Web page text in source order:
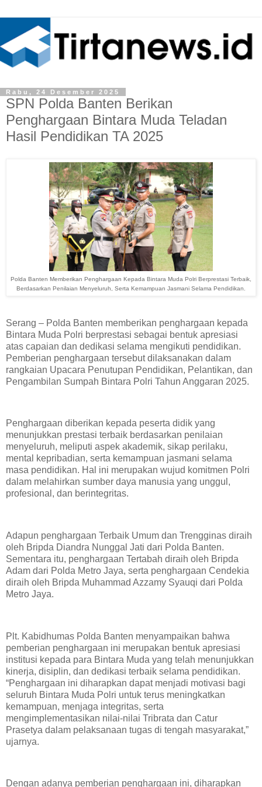
Rabu, 24 Desember 2025
SPN Polda Banten Berikan
Penghargaan Bintara Muda Teladan
Hasil Pendidikan TA 2025
Polda Banten Memberikan Penghargaan Kepada Bintara Muda Polri Berprestasi Terbaik,
Berdasarkan Penilaian Menyeluruh, Serta Kemampuan Jasmani Selama Pendidikan.
Serang – Polda Banten memberikan penghargaan kepada
Bintara Muda Polri berprestasi sebagai bentuk apresiasi
atas capaian dan dedikasi selama mengikuti pendidikan.
Pemberian penghargaan tersebut dilaksanakan dalam
rangkaian Upacara Penutupan Pendidikan, Pelantikan, dan
Pengambilan Sumpah Bintara Polri Tahun Anggaran 2025.
Penghargaan diberikan kepada peserta didik yang
menunjukkan prestasi terbaik berdasarkan penilaian
menyeluruh, meliputi aspek akademik, sikap perilaku,
mental kepribadian, serta kemampuan jasmani selama
masa pendidikan. Hal ini merupakan wujud komitmen Polri
dalam melahirkan sumber daya manusia yang unggul,
profesional, dan berintegritas.
Adapun penghargaan Terbaik Umum dan Trengginas diraih
oleh Bripda Diandra Nunggal Jati dari Polda Banten.
Sementara itu, penghargaan Tertabah diraih oleh Bripda
Adam dari Polda Metro Jaya, serta penghargaan Cendekia
diraih oleh Bripda Muhammad Azzamy Syauqi dari Polda
Metro Jaya.
Plt. Kabidhumas Polda Banten menyampaikan bahwa
pemberian penghargaan ini merupakan bentuk apresiasi
institusi kepada para Bintara Muda yang telah menunjukkan
kinerja, disiplin, dan dedikasi terbaik selama pendidikan.
“Penghargaan ini diharapkan dapat menjadi motivasi bagi
seluruh Bintara Muda Polri untuk terus meningkatkan
kemampuan, menjaga integritas, serta
mengimplementasikan nilai-nilai Tribrata dan Catur
Prasetya dalam pelaksanaan tugas di tengah masyarakat,”
ujarnya.
Dengan adanya pemberian penghargaan ini, diharapkan